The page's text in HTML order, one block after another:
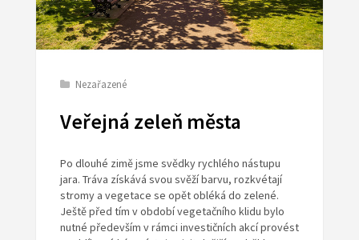
Nezařazené
Veřejná zeleň města
Po dlouhé zimě jsme svědky rychlého nástupu
jara. Tráva získává svou svěží barvu, rozkvétají
stromy a vegetace se opět obléká do zelené.
Ještě před tím v období vegetačního klidu bylo
nutné především v rámci investičních akcí provést